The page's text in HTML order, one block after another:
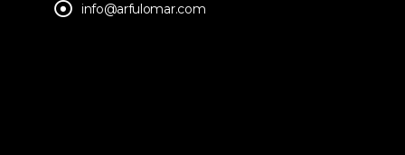
info@arfulomar.com